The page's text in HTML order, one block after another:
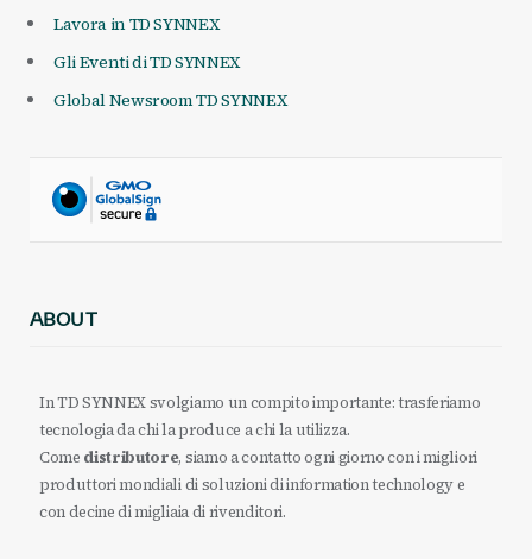
Lavora in TD SYNNEX
Gli Eventi di TD SYNNEX
Global Newsroom TD SYNNEX
ABOUT
In TD SYNNEX svolgiamo un compito importante: trasferiamo
tecnologia da chi la produce a chi la utilizza.
Come distributore, siamo a contatto ogni giorno con i migliori
produttori mondiali di soluzioni di information technology e
con decine di migliaia di rivenditori.